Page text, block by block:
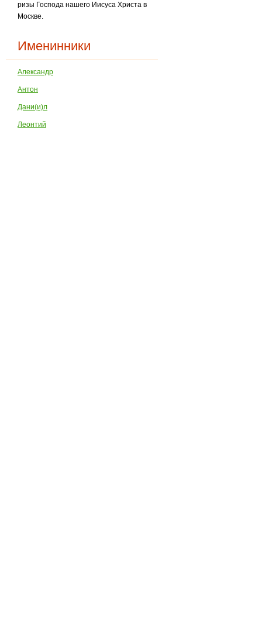
ризы Господа нашего Иисуса Христа в
Москве.
Именинники
Александр
Антон
Дани(и)л
Леонтий